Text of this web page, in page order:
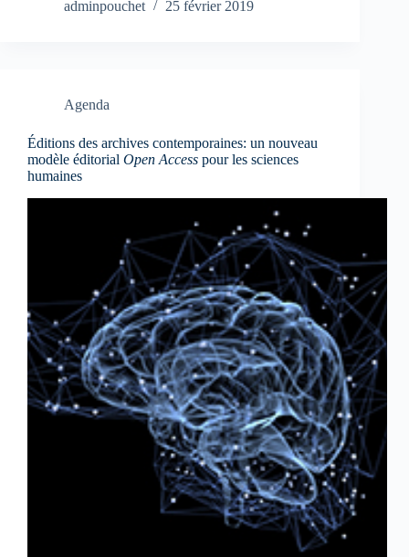
adminpouchet 25 février 2019
Agenda
Éditions des archives contemporaines: un nouveau
modèle éditorial Open Access pour les sciences
humaines